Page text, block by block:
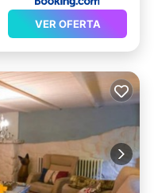
VER OFERTA